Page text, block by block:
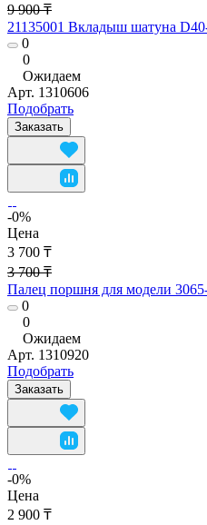
9 900 ₸
21135001 Вкладыш шатуна
0
0
Ожидаем
Арт. 1310606
Подобрать
Заказать
-0%
Цена
3 700 ₸
3 700 ₸
Палец поршня для модели
0
0
Ожидаем
Арт. 1310920
Подобрать
Заказать
-0%
Цена
2 900 ₸